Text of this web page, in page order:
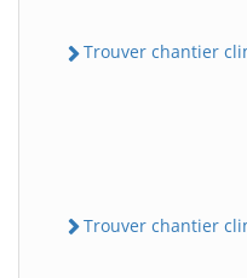
Trouver chantier
Trouver chantier